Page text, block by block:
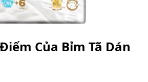
Của Bỉm Tã Dán